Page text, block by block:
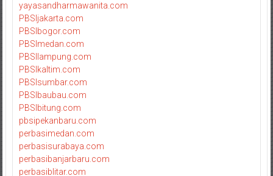
yayasandharmawanita.com
PBSIjakarta.com
PBSIbogor.com
PBSImedan.com
PBSIlampung.com
PBSIkaltim.com
PBSIsumbar.com
PBSIbaubau.com
PBSIbitung.com
pbsipekanbaru.com
perbasimedan.com
perbasisurabaya.com
perbasibanjarbaru.com
perbasiblitar.com